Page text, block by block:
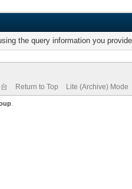
the query information you
Return to Top Lite (Archive) Mode